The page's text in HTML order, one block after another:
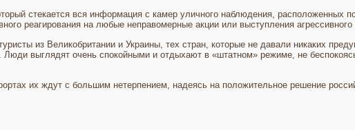
стекается вся информация с камер уличного наблюдения, расположенных
реагирования на любые неправомерные акции или выступления агрессивного
из Великобритании и Украины, тех стран, которые не давали никаких
Люди выглядят очень спокойными и отдыхают в «штатном» режиме, не
их ждут с большим нетерпением, надеясь на положительное решение